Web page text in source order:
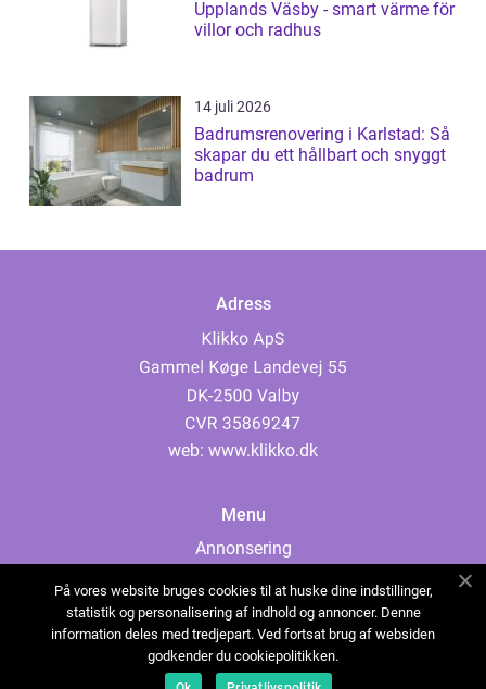
Upplands Väsby - smart värme för
villor och radhus
14 juli 2026
Badrumsrenovering i Karlstad: Så
skapar du ett hållbart och snyggt
badrum
Adress
web: www.klikko.dk
Menu
Annonsering
Cookies
Kontakta oss
Sitemap
På vores website bruges cookies til at huske dine indstillinger,
statistik og personalisering af indhold og annoncer. Denne
information deles med tredjepart. Ved fortsat brug af websiden
godkender du cookiepolitikken.